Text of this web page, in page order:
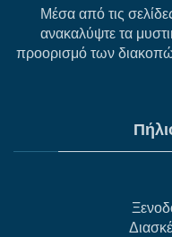
Μέσα από τις
ανακαλύψτε τα
προορισμό των